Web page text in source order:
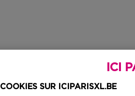
ICI
COOKIES SUR ICIPARISXL.BE